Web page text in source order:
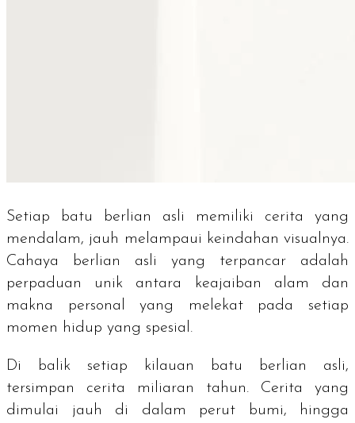
Setiap batu berlian asli memiliki cerita yang
mendalam, jauh melampaui keindahan visualnya.
Cahaya berlian asli yang terpancar adalah
perpaduan unik antara keajaiban alam dan
makna personal yang melekat pada setiap
momen hidup yang spesial.
Di balik setiap kilauan batu berlian asli,
tersimpan cerita miliaran tahun. Cerita yang
dimulai jauh di dalam perut bumi, hingga